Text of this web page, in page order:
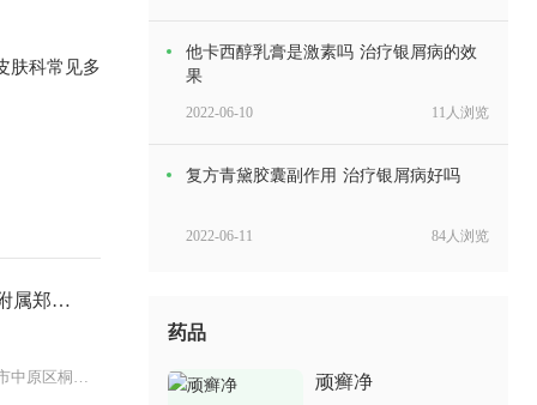
肤科常见多
属郑州
总院：郑州市中原区桐柏路195号（桐
他卡西醇乳膏是激素吗 治疗银屑病的效
果
2022-06-10 11人浏览
复方青黛胶囊副作用 治疗银屑病好吗
2022-06-11 84人浏览
药品
顽癣净